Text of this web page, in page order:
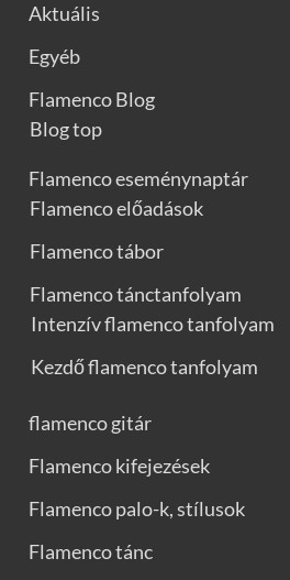
Aktuális
Egyéb
Flamenco Blog
Blog top
Flamenco eseménynaptár
Flamenco előadások
Flamenco tábor
Flamenco tánctanfolyam
Intenzív flamenco tanfolyam
Kezdő flamenco tanfolyam
flamenco gitár
Flamenco kifejezések
Flamenco palo-k, stílusok
Flamenco tánc